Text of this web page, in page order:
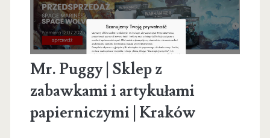
|
Mr. Puggy | Sklep z
zabawkami i artykułami
papierniczymi | Kraków